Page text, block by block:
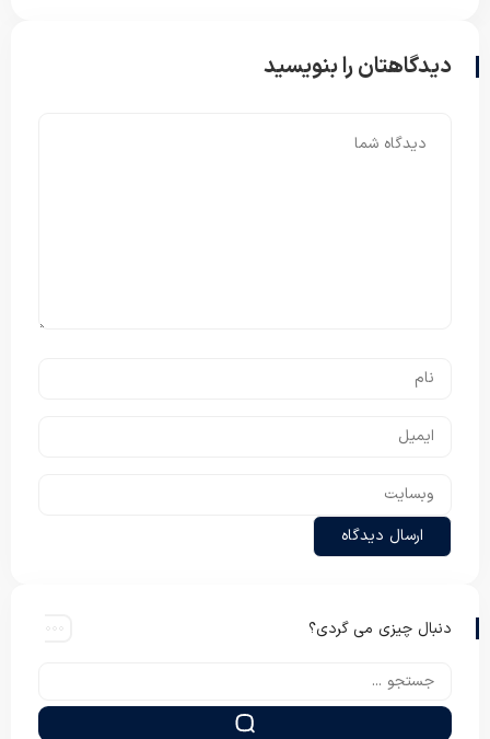
دیدگاهتان را بنویسید
دنبال چیزی می گردی؟